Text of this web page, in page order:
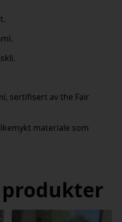
sertifisert av the Fair
materiale som